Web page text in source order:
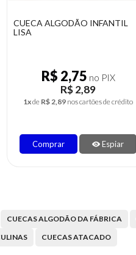
CUECA ALGODÃO INFANTIL
LISA
R$ 2,75 no PIX
R$ 2,89
1xde R$ 2,89 nos cartões de crédito
Comprar Espiar
CUECAS ALGODÃO DA FÁBRICA
CUECAS ATACADO